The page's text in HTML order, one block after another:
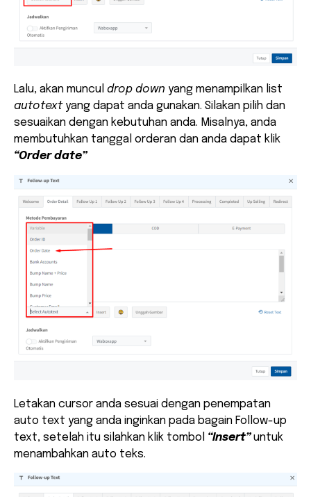
Lalu, akan muncul drop down yang menampilkan list
autotext yang dapat anda gunakan. Silakan pilih dan
sesuaikan dengan kebutuhan anda. Misalnya, anda
membutuhkan tanggal orderan dan anda dapat klik
“Order date”
Letakan cursor anda sesuai dengan penempatan
auto text yang anda inginkan pada bagain Follow-up
text, setelah itu silahkan klik tombol “Insert”untuk
menambahkan auto teks.